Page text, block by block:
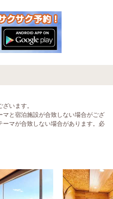
います。
と宿泊施設が合致しない場合がござ
マが合致しない場合があります。必